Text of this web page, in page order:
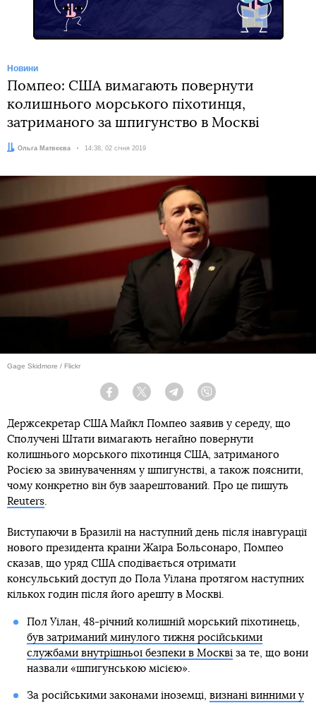
Новини
Помпео: США вимагають повернути
колишнього морського піхотинця,
затриманого за шпигунство в Москві
Автор:
Ольга Матвєєва Дата:
14:38, 02 січня 2019
Gage Skidmore / Flickr
Facebook Twitter Telegram
Держсекретар США Майкл Помпео заявив у середу, що
Сполучені Штати вимагають негайно повернути
колишнього морського піхотинця США, затриманого
Росією за звинуваченням у шпигунстві, а також пояснити,
чому конкретно він був заарештований. Про це пишуть
Reuters.
Виступаючи в Бразилії на наступний день після інавгурації
нового президента країни Жаїра Больсонаро, Помпео
сказав, що уряд США сподівається отримати
консульський доступ до Пола Уілана протягом наступних
кількох годин після його арешту в Москві.
Пол Уілан, 48-річний колишній морський піхотинець,
був затриманий минулого тижня російськими
службами внутрішньої безпеки в Москвіза те, що вони
назвали «шпигунською місією».
За російськими законами іноземці, визнані винними у